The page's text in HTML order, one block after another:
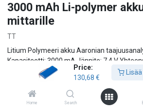
Price:
130,68 €
Home Search
3000 mAh Li-polymer
mittarille
TT
Litium Polymeeri akku Aaronian
Kapasiteetti: 3000 mA Jännite: 7.4 V
tuotteiden kanssa: - Aaronia NF - Aaronia
Spectran HF-2025E V3 - Spectran HF-4040
60100 V4 - Spectran HF-6060 V4 - Spectran
Spectran HF-6080 V4 - Spectran NF-1010E -